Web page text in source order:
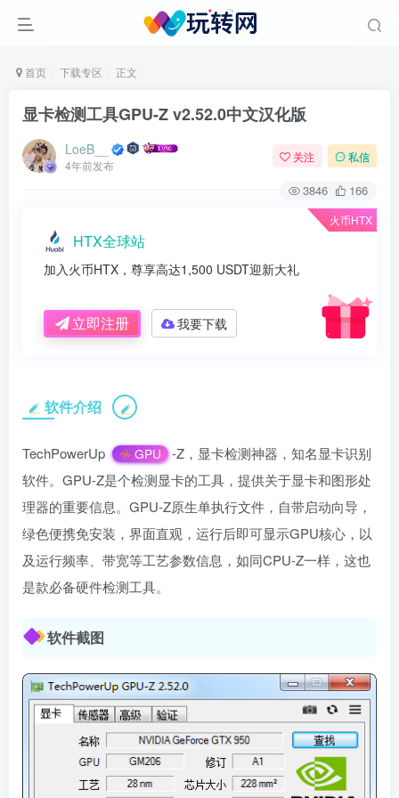
首页 下载专区 正文
显卡检测工具GPU-Z v2.52.0中文汉化版
LoeB__
4年前发布
关注 私信
3846 166
火币HTX
HTX全球站
加入火币HTX，尊享高达1,500 USDT迎新大礼
立即注册 我要下载
软件介绍
TechPowerUp GPU
-Z，显卡检测神器，知名显卡识别
软件。GPU-Z是个检测显卡的工具，提供关于显卡和图形处
理器的重要信息。GPU-Z原生单执行文件，自带启动向导，
绿色便携免安装，界面直观，运行后即可显示GPU核心，以
及运行频率、带宽等工艺参数信息，如同CPU-Z一样，这也
是款必备硬件检测工具。
软件截图